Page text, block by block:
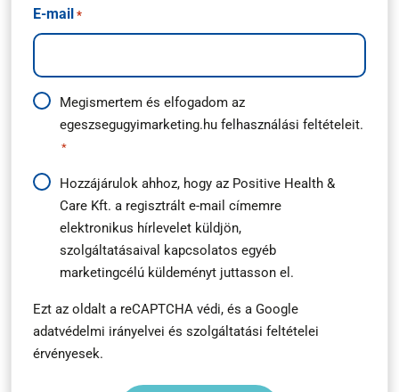
E-mail *
Adatkezelési
útmutató
Megismertem és elfogadom az
egeszsegugyimarketing.hu felhasználási feltételeit.
*
Hírlevél
feliratkozás
Hozzájárulok ahhoz, hogy az Positive Health &
Care Kft. a regisztrált e-mail címemre
elektronikus hírlevelet küldjön,
szolgáltatásaival kapcsolatos egyéb
marketingcélú küldeményt juttasson el.
Ezt az oldalt a reCAPTCHA védi, és a Google
adatvédelmi irányelvei és szolgáltatási feltételei
érvényesek.